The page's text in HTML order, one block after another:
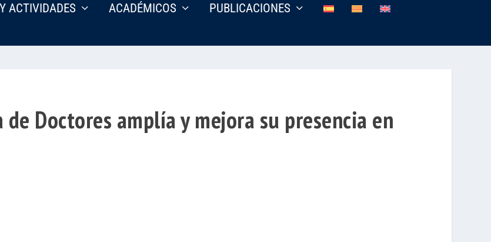
ACTIVIDADES ACADÉMICOS PUBLICACIONES
de Doctores amplía y mejora su presencia en